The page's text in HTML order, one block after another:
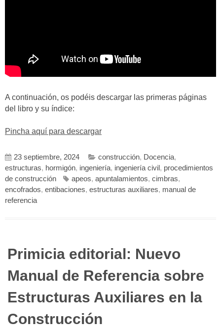
A continuación, os podéis descargar las primeras páginas
del libro y su índice:
Pincha aquí para descargar
23 septiembre, 2024 construcción, Docencia,
estructuras, hormigón, ingeniería, ingeniería civil , procedimientos
de construcción
apeos, apuntalamientos, cimbras,
encofrados, entibaciones, estructuras auxiliares, manual de
referencia
Primicia editorial: Nuevo
Manual de Referencia sobre
Estructuras Auxiliares en la
Construcción